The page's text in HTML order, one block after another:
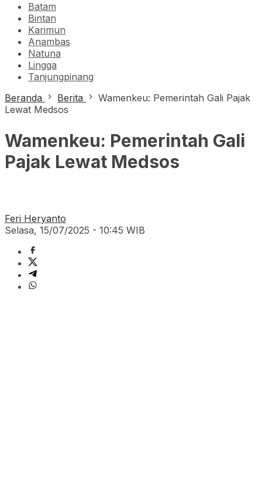
Batam
Bintan
Karimun
Anambas
Natuna
Lingga
Tanjungpinang
Beranda
Berita
Wamenkeu: Pemerintah Gali Pajak
Lewat Medsos
Wamenkeu: Pemerintah Gali
Pajak Lewat Medsos
Feri Heryanto
Selasa, 15/07/2025 - 10:45 WIB